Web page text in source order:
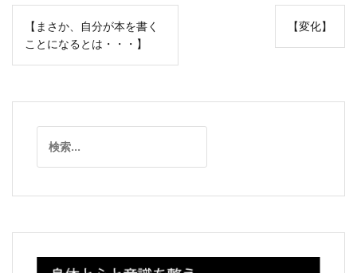
投
稿
ナ
ゲ
ン
【まさか、自分が本を書く
ことになるとは・・・】
【変化】
索: